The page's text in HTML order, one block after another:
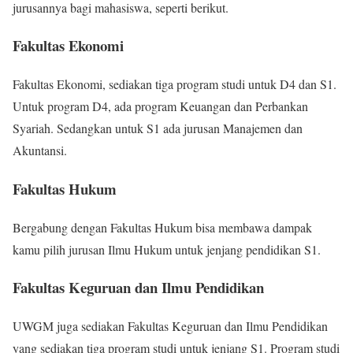
jurusannya bagi mahasiswa, seperti berikut.
Fakultas Ekonomi
Fakultas Ekonomi, sediakan tiga program studi untuk D4 dan S1.
Untuk program D4, ada program Keuangan dan Perbankan
Syariah. Sedangkan untuk S1 ada jurusan Manajemen dan
Akuntansi.
Fakultas Hukum
Bergabung dengan Fakultas Hukum bisa membawa dampak
kamu pilih jurusan Ilmu Hukum untuk jenjang pendidikan S1.
Fakultas Keguruan dan Ilmu Pendidikan
UWGM juga sediakan Fakultas Keguruan dan Ilmu Pendidikan
yang sediakan tiga program studi untuk jenjang S1. Program studi